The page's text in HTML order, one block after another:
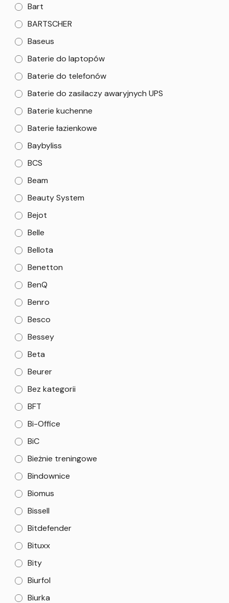
Bart
BARTSCHER
Baseus
Baterie do laptopów
Baterie do telefonów
Baterie do zasilaczy awaryjnych UPS
Baterie kuchenne
Baterie łazienkowe
Baybyliss
BCS
Beam
Beauty System
Bejot
Belle
Bellota
Benetton
BenQ
Benro
Besco
Bessey
Beta
Beurer
Bez kategorii
BFT
Bi-Office
BiC
Bieżnie treningowe
Bindownice
Biomus
Bissell
Bitdefender
Bituxx
Bity
Biurfol
Biurka